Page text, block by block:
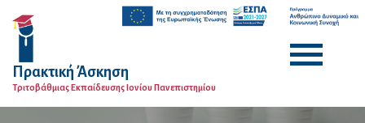
Πρακτική Άσκηση
Τριτοβάθμιας Εκπαίδευσης Ιονίου Πανεπιστημίου